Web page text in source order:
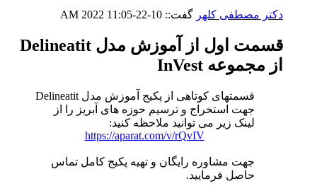
دکتر مصطفی کلهر گفت:: 10-22-2022
11:05 AM
قسمت اول از آموزش مدل Delineatit
از مجموعه InVest
قسمتهای کوتاهی از پکیج آموزش مدل Delineatit
جهت استخراج و ترسیم حوزه های آبریز را از
لینک زیر می توانید ملاحظه کنید:
https://aparat.com/v/rQvIV
جهت مشاوره رایگان و تهیه پکیج کامل تماس
حاصل فرمایید.